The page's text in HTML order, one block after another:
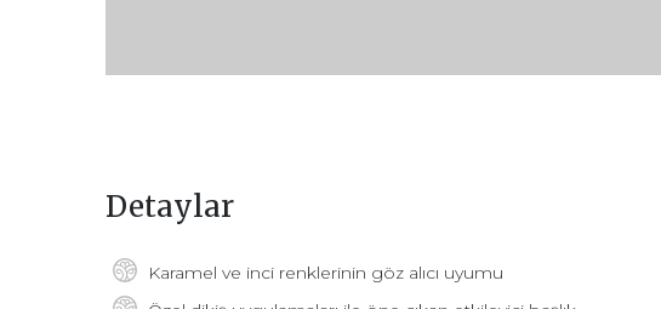
Detaylar
Karamel ve inci renklerinin göz alıcı uyumu